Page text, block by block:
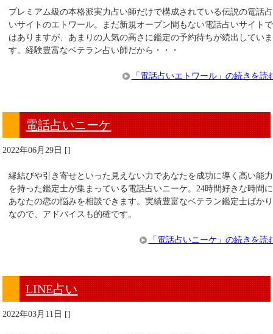
プレミアム級の本格派実力占い師だけで構成されている伝説の電話占
いサイトのエトワール。まだ新規オープン間もない電話占いサイトで
はありますが、あまりの人気の高さに鑑定の予約待ちが続出していま
す。経験豊富なベテラン占い師だから・・・
「電話占いエトワール」の続きを読
電話占いニーケ
2022年06月29日 []
縁結びや引き寄せといった見えない力であなたを成功に導く高い能力
を持った鑑定士が集まっている電話占いニーケ。24時間好きな時間に
あなたの恋の悩みを相談できます。実績豊富なベテラン鑑定士ばかり
なので、アドバイスも的確です。
「電話占いニーケ」の続きを読
LINE占い
2022年03月11日 []